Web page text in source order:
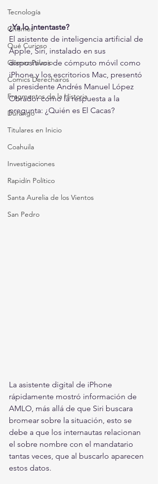
Tecnología
Chismes
Qué Curioso
Gómez Palacio
Comics Derechairos
Fragmentos de la Historia
Durango
Titulares en Inicio
Coahuila
Investigaciones
Rapidín Político
Santa Aurelia de los Vientos
San Pedro
¿Ya lo intentaste?
El asistente de inteligencia artificial de
Apple, Siri, instalado en sus
dispositivos de cómputo móvil como
iPhone y los escritorios Mac, presentó
al presidente Andrés Manuel López
Obrador como la respuesta a la
pregunta: ¿Quién es El Cacas?
La asistente digital de iPhone
rápidamente mostró información de
AMLO, más allá de que Siri buscara
bromear sobre la situación, esto se
debe a que los internautas relacionan
el sobre nombre con el mandatario
tantas veces, que al buscarlo aparecen
estos datos.